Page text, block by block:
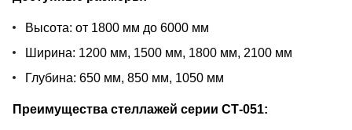
Высота: от 1800 мм до 6000 мм
Ширина: 1200 мм, 1500 мм, 1800 мм, 2100 мм
Глубина: 650 мм, 850 мм, 1050 мм
Преимущества стеллажей серии СТ-051: